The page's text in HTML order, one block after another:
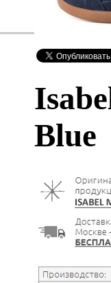
Blue